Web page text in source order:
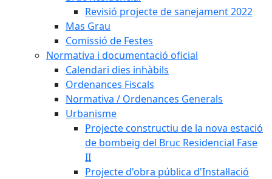
Revisió projecte de sanejament 2022
Mas Grau
Comissió de Festes
Normativa i documentació oficial
Calendari dies inhàbils
Ordenances Fiscals
Normativa / Ordenances Generals
Urbanisme
Projecte constructiu de la nova estació
de bombeig del Bruc Residencial Fase
II
Projecte d'obra pública d'Instal·lació